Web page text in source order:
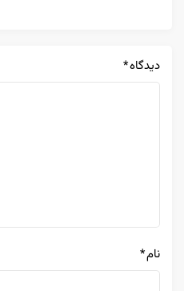
دیدگاه*
نام*